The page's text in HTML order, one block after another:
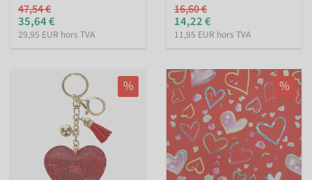
47,54 €
35,64 €
29,95 EUR hors TVA
16,60 €
14,22 €
11,95 EUR hors TVA
% %